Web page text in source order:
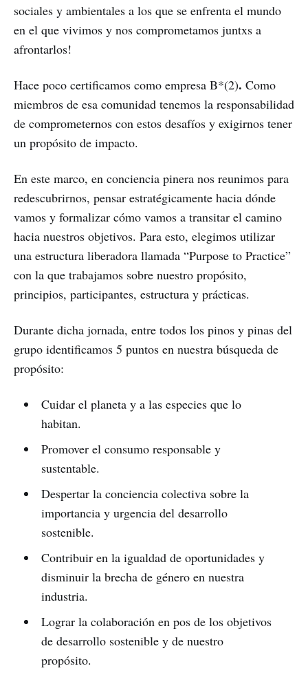
sociales y ambientales a los que se enfrenta el mundo
en el que vivimos y nos comprometamos juntxs a
afrontarlos!
Hace poco certificamos como empresa B*(2). Como
miembros de esa comunidad tenemos la responsabilidad
de comprometernos con estos desafíos y exigirnos tener
un propósito de impacto.
En este marco, en conciencia pinera nos reunimos para
redescubrirnos, pensar estratégicamente hacia dónde
vamos y formalizar cómo vamos a transitar el camino
hacia nuestros objetivos. Para esto, elegimos utilizar
una estructura liberadora llamada “Purpose to Practice”
con la que trabajamos sobre nuestro propósito,
principios, participantes, estructura y prácticas.
Durante dicha jornada, entre todos los pinos y pinas del
grupo identificamos 5 puntos en nuestra búsqueda de
propósito:
Cuidar el planeta y a las especies que lo
habitan.
Promover el consumo responsable y
sustentable.
Despertar la conciencia colectiva sobre la
importancia y urgencia del desarrollo
sostenible.
Contribuir en la igualdad de oportunidades y
disminuir la brecha de género en nuestra
industria.
Lograr la colaboración en pos de los objetivos
de desarrollo sostenible y de nuestro
propósito.